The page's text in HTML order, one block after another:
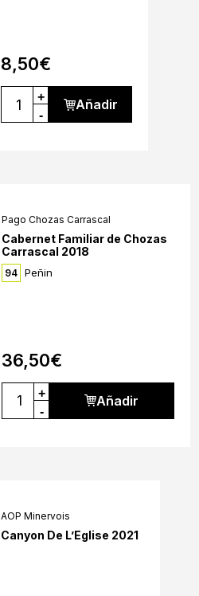
8,50€
+
-
Añadir
Pago Chozas Carrascal
Cabernet Familiar de Chozas
Carrascal 2018
94 Peñin
36,50€
+
-
Añadir
AOP Minervois
Canyon De L’Eglise 2021